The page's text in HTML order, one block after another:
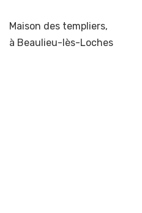
Maison des templiers,
à Beaulieu-lès-Loches